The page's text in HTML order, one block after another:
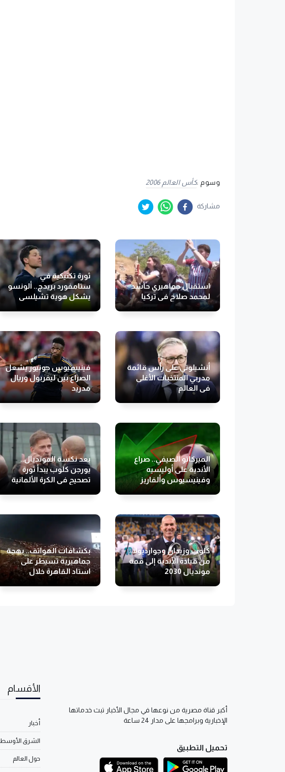
وسوم :كأس العالم 2006
مشاركة
استقبال جماهيري حاشد
لمحمد صلاح في تركيا
ثورة تكتيكية في
ستامفورد بريدج.. ألونسو
يشكل هوية تشيلسي
الجديدة
أنشيلوتي على رأس قائمة
مدربي المنتخبات الأغلى
في العالم
فينيسيوس جونيور يشعل
الصراع بين ليفربول وريال
مدريد
الميركاتو الصيفي.. صراع
الأندية على أوليسيه
وفينيسيوس وألفاريز
يخطف الأنظار
بعد نكسة المونديال..
يورجن كلوب يبدأ ثورة
تصحيح في الكرة الألمانية
كلوب وزيدان وجوارديولا..
من قيادة الأندية إلى قمة
مونديال 2030
بكشافات الهواتف.. بهجة
جماهيرية تسيطر على
استاد القاهرة خلال
الاحتفال بإنجاز منتخب
أكبر قناة مصرية من نوعها في مجال الأخبار تبث خدماتها
الإخبارية وبرامجها على مدار 24 ساعة
تحميل التطبيق
الأقسام
أخبار
الشرق الأوسط
حول العالم